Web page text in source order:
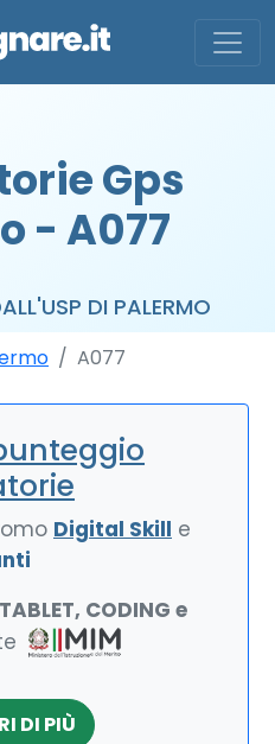
Gps
- A077
DI PALERMO
A077
Digital Skill e
CODING e
DI PIÙ